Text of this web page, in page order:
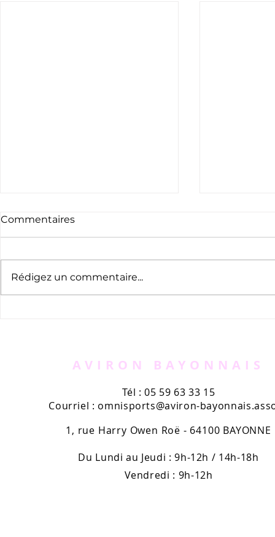
Commentaires
Rédigez un commentaire...
AVIRON BAYONNAIS
Tél : 05 59 63 33 15
Courriel : omnisports@aviron-
1, rue Harry Owen Roë - 64100 BAYONNE
Du Lundi au Jeudi : 9h-12h / 14h-18h
Vendredi : 9h-12h